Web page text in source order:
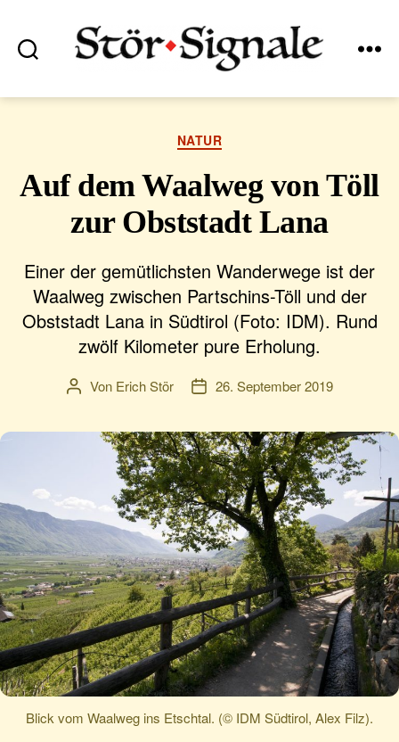
Kategorien
NATUR
Auf dem Waalweg von Töll
zur Obststadt Lana
Einer der gemütlichsten Wanderwege ist der
Waalweg zwischen Partschins-Töll und der
Obststadt Lana in Südtirol (Foto: IDM). Rund
zwölf Kilometer pure Erholung.
Beitragsautor
Von Erich Stör Veröffentlichungsdatum
26. September 2019
Blick vom Waalweg ins Etschtal. (© IDM Südtirol, Alex Filz).